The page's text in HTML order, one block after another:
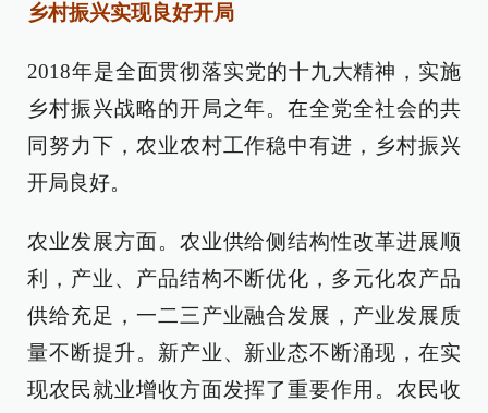
乡村振兴实现良好开局
2018年是全面贯彻落实党的十九大精神，实施
乡村振兴战略的开局之年。在全党全社会的共
同努力下，农业农村工作稳中有进，乡村振兴
开局良好。
农业发展方面。农业供给侧结构性改革进展顺
利，产业、产品结构不断优化，多元化农产品
供给充足，一二三产业融合发展，产业发展质
量不断提升。新产业、新业态不断涌现，在实
现农民就业增收方面发挥了重要作用。农民收